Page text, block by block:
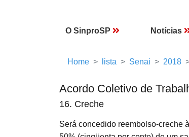
O SinproSP Notícias
Home lista Senai 2018
Acordo Coletivo de
16. Creche
Será concedido reembolso-creche